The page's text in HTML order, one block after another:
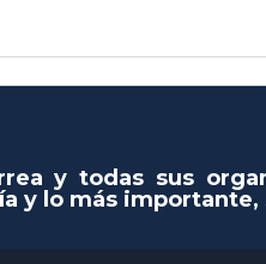
y todas sus
y lo más